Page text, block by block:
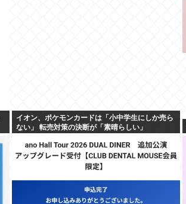
イオン、ポケモンカードは「小中学生にしか売ら
ない」 転売対策の決断が「素晴らしい」